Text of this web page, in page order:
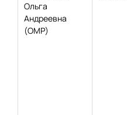
Ольга
Андреевна
(ОМР)